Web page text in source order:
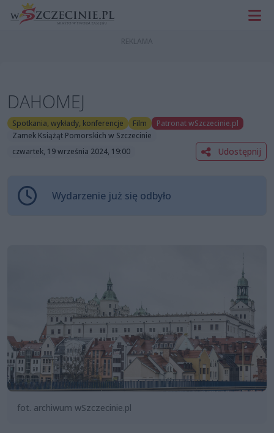
DAHOMEJ
Spotkania, wykłady, konferencje Film
Patronat wSzczecinie.pl
Zamek Książąt Pomorskich w Szczecinie
czwartek, 19 września 2024, 19:00
Udostępnij
Wydarzenie już się odbyło
fot. archiwum wSzczecinie.pl